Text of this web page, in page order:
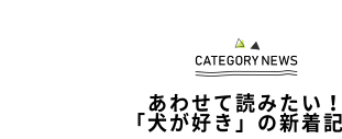
あわせて読みたい！
「犬が好き」の新着